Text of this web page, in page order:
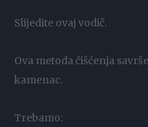
Slijedite ovaj vodič.
Ova metoda čišćenja
kamenac.
Trebamo: